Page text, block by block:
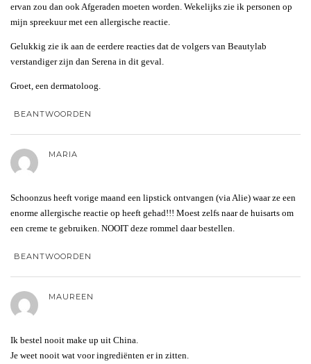
ervan zou dan ook Afgeraden moeten worden. Wekelijks zie ik personen op
mijn spreekuur met een allergische reactie.
Gelukkig zie ik aan de eerdere reacties dat de volgers van Beautylab
verstandiger zijn dan Serena in dit geval.
Groet, een dermatoloog.
BEANTWOORDEN
MARIA
Schoonzus heeft vorige maand een lipstick ontvangen (via Alie) waar ze een
enorme allergische reactie op heeft gehad!!! Moest zelfs naar de huisarts om
een creme te gebruiken. NOOIT deze rommel daar bestellen.
BEANTWOORDEN
MAUREEN
Ik bestel nooit make up uit China.
Je weet nooit wat voor ingrediënten er in zitten.